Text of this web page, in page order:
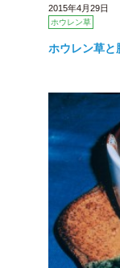
2015年4月29日
ホウレン草
ホウレン草と